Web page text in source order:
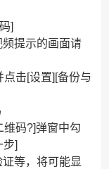
]
提示的画面请
击[设置][备份与
维码?]弹窗中勾
]
等，将可能显